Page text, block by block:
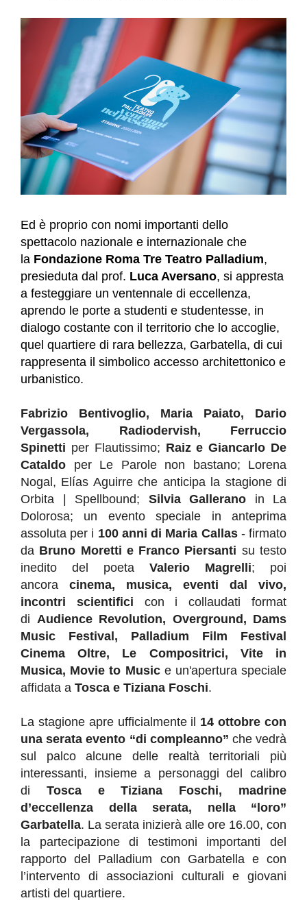
Ed è proprio con nomi importanti dello
spettacolo nazionale e internazionale che
la Fondazione Roma Tre Teatro Palladium,
presieduta dal prof. Luca Aversano, si appresta
a festeggiare un ventennale di eccellenza,
aprendo le porte a studenti e studentesse, in
dialogo costante con il territorio che lo accoglie,
quel quartiere di rara bellezza, Garbatella, di cui
rappresenta il simbolico accesso architettonico e
urbanistico.
Fabrizio Bentivoglio, Maria Paiato, Dario
Vergassola, Radiodervish, Ferruccio
Spinetti per Flautissimo; Raiz e Giancarlo De
Cataldo per Le Parole non bastano; Lorena
Nogal, Elías Aguirre che anticipa la stagione di
Orbita | Spellbound; Silvia Gallerano in La
Dolorosa; un evento speciale in anteprima
assoluta per i 100 anni di Maria Callas- firmato
da Bruno Moretti e Franco Piersanti su testo
inedito del poeta Valerio Magrelli; poi
ancora cinema, musica, eventi dal vivo,
incontri scientifici con i collaudati format
di Audience Revolution, Overground, Dams
Music Festival, Palladium Film Festival
Cinema Oltre, Le Compositrici, Vite in
Musica, Movie to Musice un'apertura speciale
affidata a Tosca e Tiziana Foschi.
La stagione apre ufficialmente il 14 ottobre con
una serata evento “di compleanno” che vedrà
sul palco alcune delle realtà territoriali più
interessanti, insieme a personaggi del calibro
di Tosca e Tiziana Foschi, madrine
d’eccellenza della serata, nella “loro”
Garbatella. La serata inizierà alle ore 16.00, con
la partecipazione di testimoni importanti del
rapporto del Palladium con Garbatella e con
l’intervento di associazioni culturali e giovani
artisti del quartiere.